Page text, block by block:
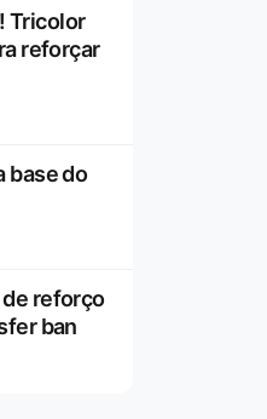
Tricolor
reforçar
base do
reforço
ban